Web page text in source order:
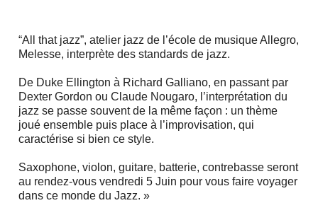
“All that jazz”, atelier jazz de l’école de musique Allegro,
Melesse, interprète des standards de jazz.
De Duke Ellington à Richard Galliano, en passant par
Dexter Gordon ou Claude Nougaro, l’interprétation du
jazz se passe souvent de la même façon : un thème
joué ensemble puis place à l’improvisation, qui
caractérise si bien ce style.
Saxophone, violon, guitare, batterie, contrebasse seront
au rendez-vous vendredi 5 Juin pour vous faire voyager
dans ce monde du Jazz. »